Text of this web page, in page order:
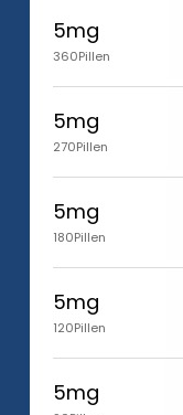
5mg
360Pillen
5mg
270Pillen
5mg
180Pillen
5mg
120Pillen
5mg